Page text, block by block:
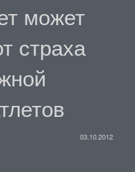
может
страха
03.10.2012